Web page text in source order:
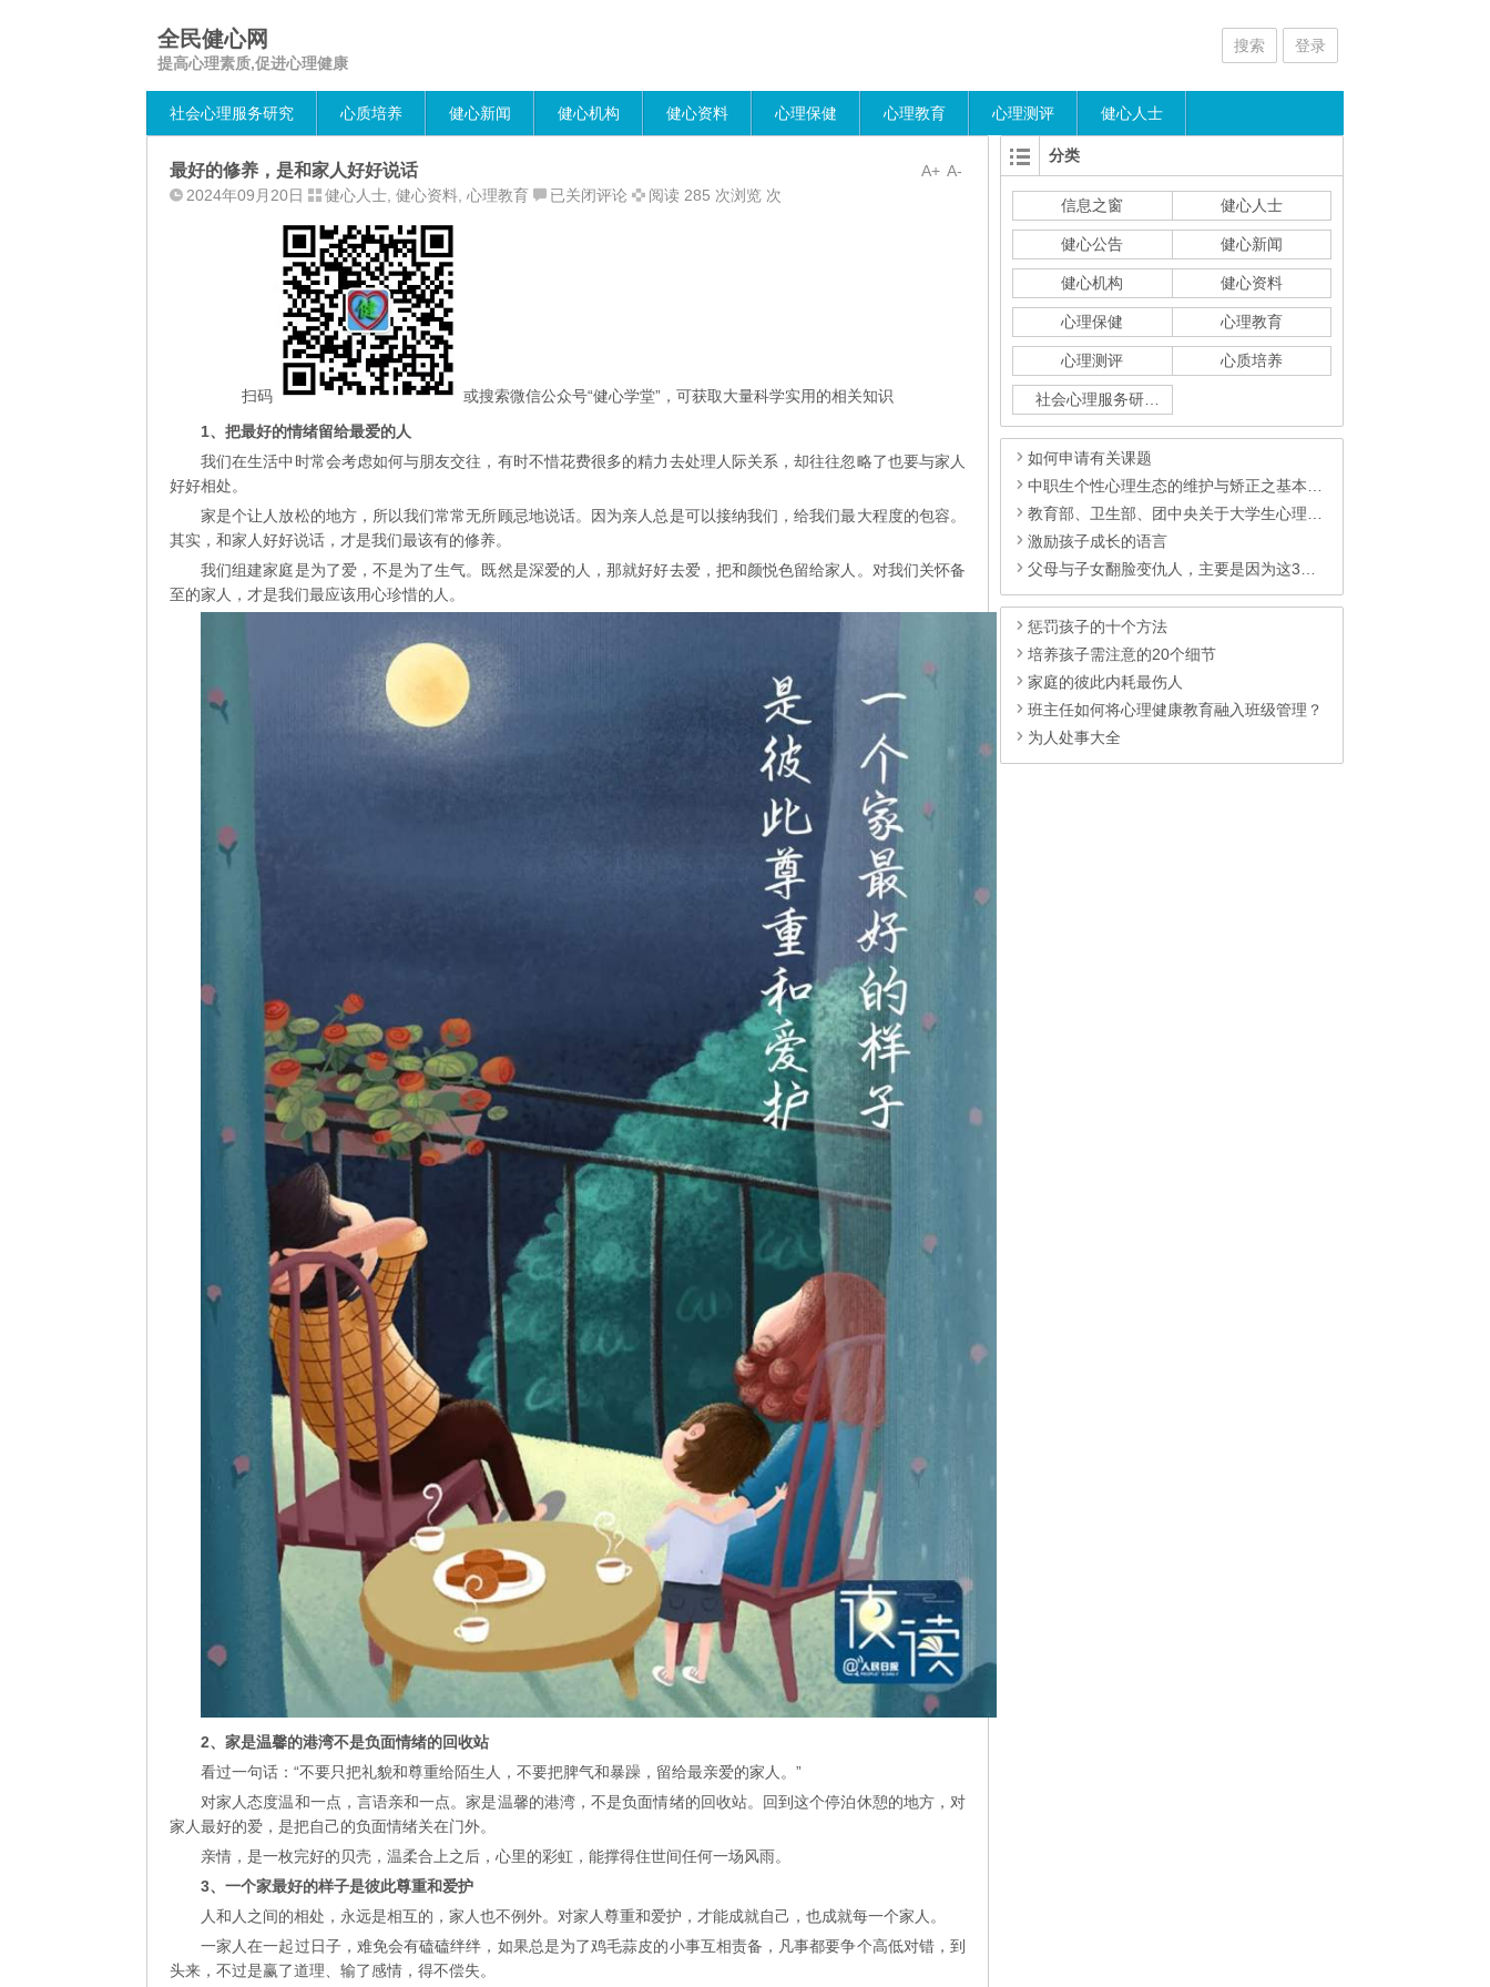
全民健心网
提高心理素质,促进心理健康
搜索 登录
社会心理服务研究 心质培养 健心新闻 健心机构 健心资料 心理保健 心理教育 心理测评 健心人士
A-
A+
最好的修养，是和家人好好说话
2024年09月20日 健心人士 健心资料 心理教育
最
人
说
已关闭评论 阅读 285 次浏览 次
扫码
或搜索微信公众号“健心学堂”，可获取大量科学实用的相关知识
1、 把最好的情绪留给最爱的人
我们在生活中时常会考虑如何与朋友交往，有时不惜花费很多的精力去处理人际关系，却往往忽略了也要与家人
好好相处。
家是个让人放松的地方，所以我们常常无所顾忌地说话。因为亲人总是可以接纳我们，给我们最大程度的包容。
其实，和家人好好说话，才是我们最该有的修养。
我们组建家庭是为了爱，不是为了生气。既然是深爱的人，那就好好去爱，把和颜悦色留给家人。对我们关怀备
至的家人，才是我们最应该用心珍惜的人。
2、 家是温馨的港湾不是负面情绪的回收站
看过一句话：“不要只把礼貌和尊重给陌生人，不要把脾气和暴躁，留给最亲爱的家人。”
对家人态度温和一点，言语亲和一点。家是温馨的港湾，不是负面情绪的回收站。回到这个停泊休憩的地方，对
家人最好的爱，是把自己的负面情绪关在门外。
亲情，是一枚完好的贝壳，温柔合上之后，心里的彩虹，能撑得住世间任何一场风雨。
3、 一个家最好的样子是彼此尊重和爱护
人和人之间的相处，永远是相互的，家人也不例外。对家人尊重和爱护，才能成就自己，也成就每一个家人。
一家人在一起过日子，难免会有磕磕绊绊，如果总是为了鸡毛蒜皮的小事互相责备，凡事都要争个高低对错，到
头来，不过是赢了道理、输了感情，得不偿失。
分类
信息之窗 健心人士
健心公告 健心新闻
健心机构 健心资料
心理保健 心理教育
心理测评 心质培养
如何申请有关课题
中职生个性心理生态的维护与矫正之基本策略
教育部、卫生部、团中央关于大学生心理健康教
激励孩子成长的语言
父母与子女翻脸变仇人，主要是因为这3件事
惩罚孩子的十个方法
培养孩子需注意的20个细节
家庭的彼此内耗最伤人
班主任如何将心理健康教育融入班级管理？
为人处事大全